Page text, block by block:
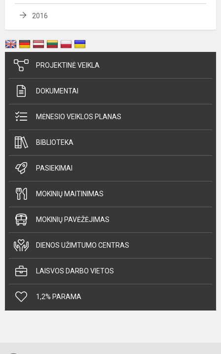
2016
PROJEKTINĖ VEIKLA
DOKUMENTAI
MĖNESIO VEIKLOS PLANAS
BIBLIOTEKA
PASIEKIMAI
MOKINIŲ MAITINIMAS
MOKINIŲ PAVĖŽĖJIMAS
DIENOS UŽIMTUMO CENTRAS
LAISVOS DARBO VIETOS
1,2% PARAMA